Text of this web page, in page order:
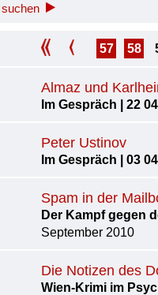
suchen
57 58
Almaz und
Im Gespräch | 22
Peter Ustinov
Im Gespräch | 03
Spam in der
Der Kampf gegen
September 2010
Die Notizen des
Wien-Krimi im